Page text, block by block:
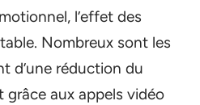
l’effet des
Nombreux sont les
d’une réduction du
grâce aux appels vidéo